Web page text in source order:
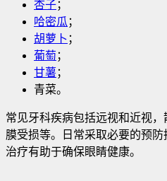
杏子；
哈密瓜 ；
胡萝卜 ；
葡萄 ；
甘薯 ；
青菜。
常见牙科疾病包括远视和近视
膜受损等。日常采取必要的预
治疗有助于确保眼睛健康。